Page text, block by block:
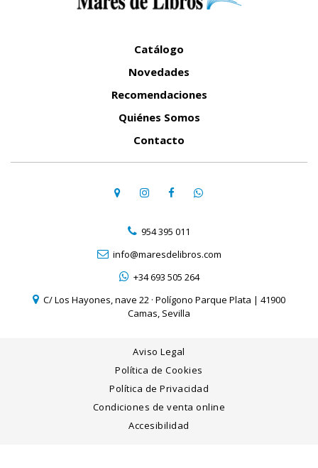
Catálogo
Novedades
Recomendaciones
Quiénes Somos
Contacto
954 395 011
info@maresdelibros.com
+34 693 505 264
C/ Los Hayones, nave 22 · Polígono Parque Plata | 41900
Camas, Sevilla
Aviso Legal
Política de Cookies
Política de Privacidad
Condiciones de venta online
Accesibilidad